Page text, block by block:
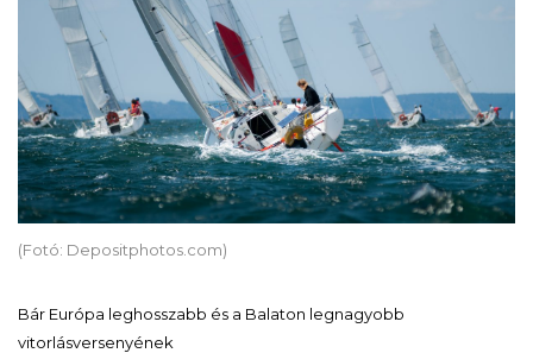
(Fotó: Depositphotos.com)
Bár Európa leghosszabb és a Balaton legnagyobb
vitorlásversenyének